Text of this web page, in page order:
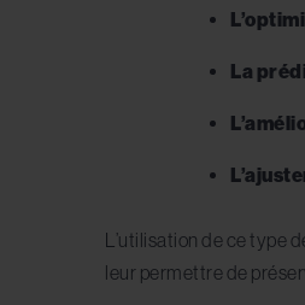
La
L’utilisation de ce type
leur permettre de